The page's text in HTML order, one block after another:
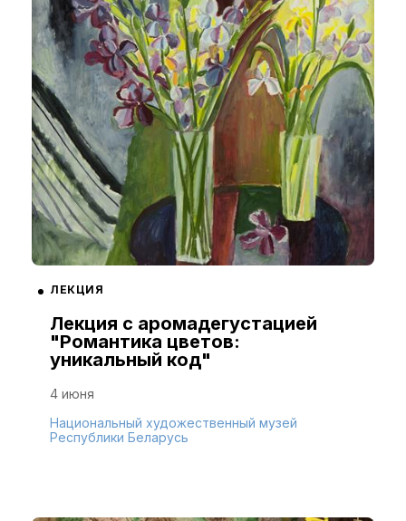
ЛЕКЦИЯ
Лекция с аромадегустацией
"Романтика цветов:
уникальный код"
4 июня
Национальный художественный музей
Республики Беларусь